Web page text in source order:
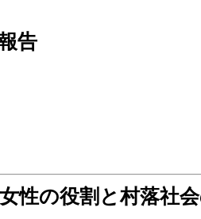
告
性の役割と村落社